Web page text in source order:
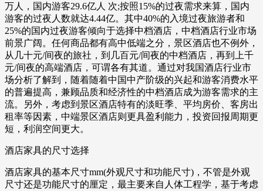
万人，国内游客29.6亿人 次;按照15%的过夜需求来算，国内
游客的过夜人数就达4.44亿。其中40%的入境过夜旅游者和
25%的国内过夜游客倾向于选择中档酒店，中档酒店行业市场
前景广阔。任何商品都有高中低端之分，景区酒店也不例外，
从几十元/间夜的旅社，到几百元/间夜的中档酒店，再到上千
元/间夜的高端酒店，可谓各有其道。通过对我国酒店行业市
场分析了解到，随着随着中国中产阶级的兴起和游客消费水平
的普遍提高，兼顾品质和经济性的中档酒店成为游客需求的主
流。另外，考虑到景区酒店特有的淡旺季、平均房价、客房出
租率等因素，中端景区酒店则更具盈利能力，投资回报周期更
短，利润空间更大。
酒店家具的尺寸选择
酒店家具的基本尺寸mm(外观尺寸和功能尺寸)，不管是外观
尺寸还是功能尺寸的厘定，最主要来自人体工程学，基于考虑